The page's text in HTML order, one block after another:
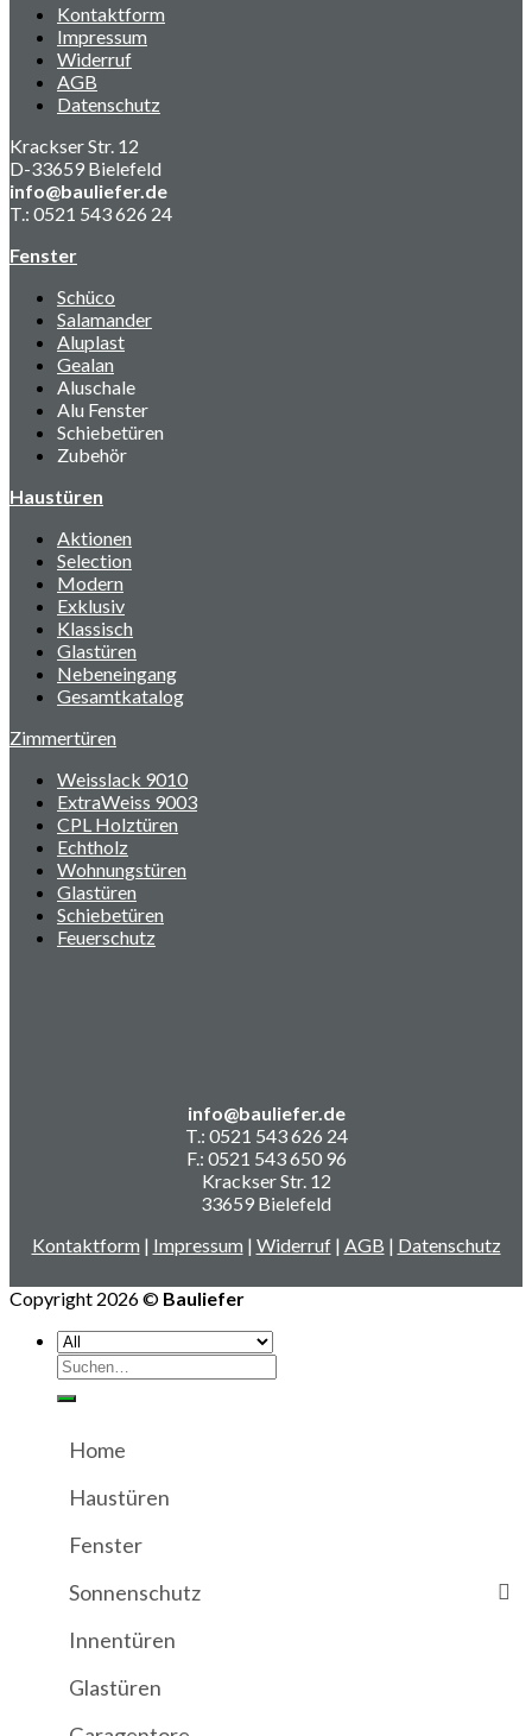
Kontaktform
Impressum
Widerruf
AGB
Datenschutz
Krackser Str. 12
D-33659 Bielefeld
info@bauliefer.de
T.: 0521 543 626 24
Fenster
Schüco
Salamander
Aluplast
Gealan
Aluschale
Alu Fenster
Schiebetüren
Zubehör
Haustüren
Aktionen
Selection
Modern
Exklusiv
Klassisch
Glastüren
Nebeneingang
Gesamtkatalog
Zimmertüren
Weisslack 9010
ExtraWeiss 9003
CPL Holztüren
Echtholz
Wohnungstüren
Glastüren
Schiebetüren
Feuerschutz
info@bauliefer.de
T.: 0521 543 626 24
F.: 0521 543 650 96
Krackser Str. 12
33659 Bielefeld
Kontaktform | Impressum | Widerruf| AGB | Datenschutz
Copyright 2026 © Bauliefer
Suchen
nach:
Home
Haustüren
Fenster
Sonnenschutz
Innentüren
Glastüren